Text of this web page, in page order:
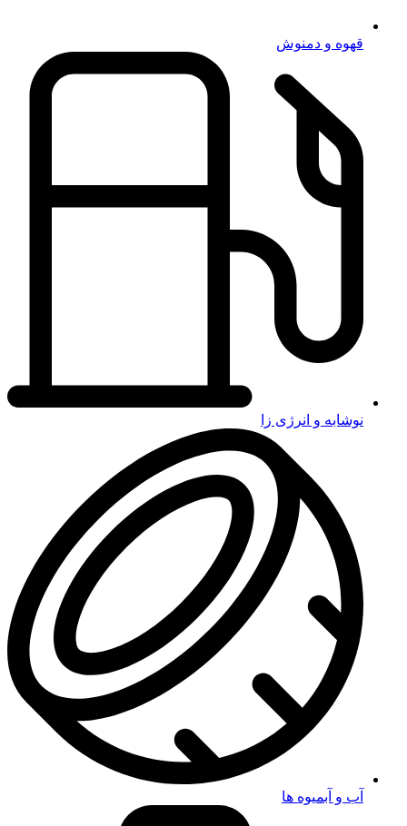
قهوه و دمنوش
نوشابه و انرژی زا
آب و آبمیوه ها